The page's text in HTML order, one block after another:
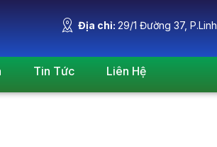
Địa chỉ: 29/1 Đường 37,
Tin Tức Liên Hệ